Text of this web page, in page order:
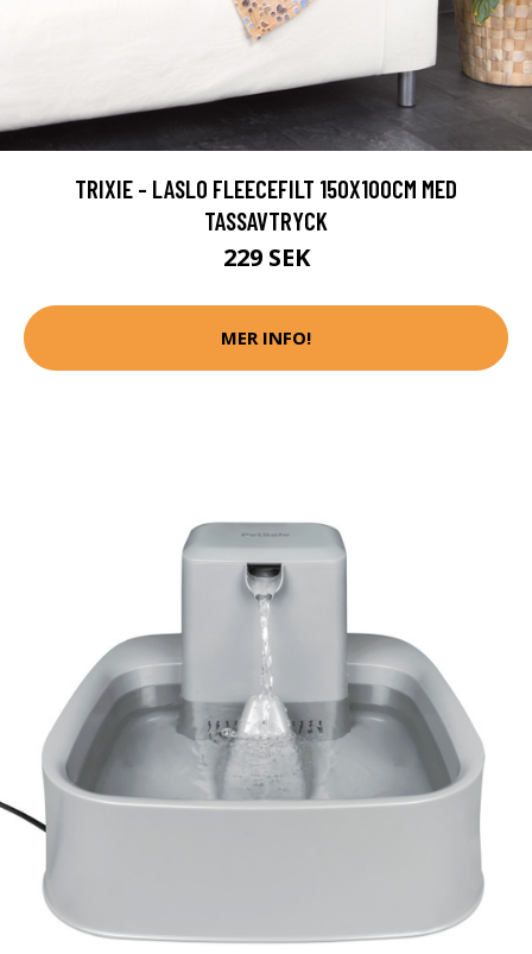
TRIXIE - LASLO FLEECEFILT 150X100CM MED
TASSAVTRYCK
229 SEK
MER INFO!